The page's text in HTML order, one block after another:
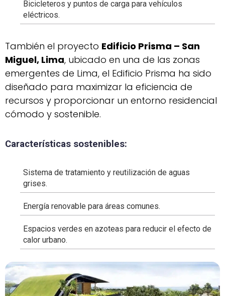
Bicicleteros y puntos de carga para vehículos
eléctricos.
También el proyecto Edificio Prisma – San
Miguel, Lima, ubicado en una de las zonas
emergentes de Lima, el Edificio Prisma ha sido
diseñado para maximizar la eficiencia de
recursos y proporcionar un entorno residencial
cómodo y sostenible.
Características sostenibles:
Sistema de tratamiento y reutilización de aguas
grises.
Energía renovable para áreas comunes.
Espacios verdes en azoteas para reducir el efecto de
calor urbano.